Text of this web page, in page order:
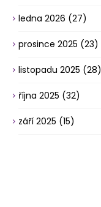
ledna 2026 (27)
prosince 2025 (23)
listopadu 2025 (28)
října 2025 (32)
září 2025 (15)